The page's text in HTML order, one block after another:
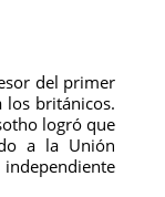
del primer
los británicos.
logró que
a la Unión